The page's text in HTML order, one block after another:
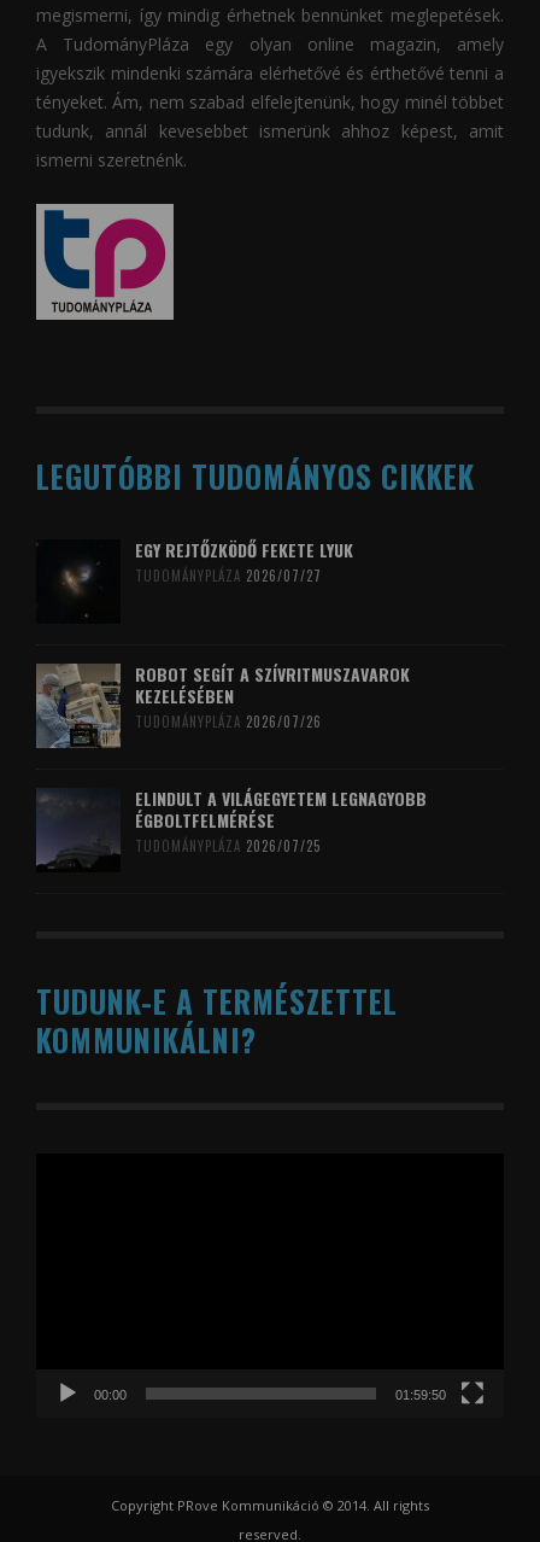
megismerni, így mindig érhetnek bennünket meglepetések.
A TudományPláza egy olyan online magazin, amely
igyekszik mindenki számára elérhetővé és érthetővé tenni a
tényeket. Ám, nem szabad elfelejtenünk, hogy minél többet
tudunk, annál kevesebbet ismerünk ahhoz képest, amit
ismerni szeretnénk.
LEGUTÓBBI TUDOMÁNYOS CIKKEK
EGY REJTŐZKÖDŐ FEKETE LYUK
TUDOMÁNYPLÁZA 2026/07/27
ROBOT SEGÍT A SZÍVRITMUSZAVAROK
KEZELÉSÉBEN
TUDOMÁNYPLÁZA 2026/07/26
ELINDULT A VILÁGEGYETEM LEGNAGYOBB
ÉGBOLTFELMÉRÉSE
TUDOMÁNYPLÁZA 2026/07/25
TUDUNK-E A TERMÉSZETTEL
KOMMUNIKÁLNI?
00:00 01:59:50
Copyright PRove Kommunikáció © 2014. All rights
reserved.